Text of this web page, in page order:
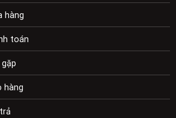
hàng
toán
hàng